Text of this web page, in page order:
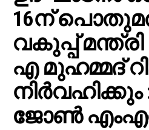
16ന്
വകുപ്പ്
എ മുഹമ്മദ്
ജോൺ